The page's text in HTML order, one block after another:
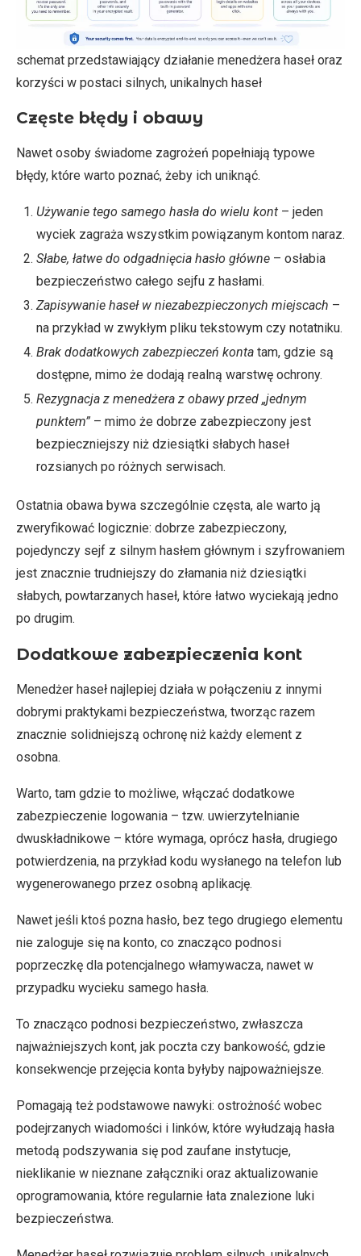
schemat przedstawiający działanie menedżera haseł oraz
korzyści w postaci silnych, unikalnych haseł
Częste błędy i obawy
Nawet osoby świadome zagrożeń popełniają typowe
błędy, które warto poznać, żeby ich uniknąć.
Używanie tego samego hasła do wielu kont – jeden
wyciek zagraża wszystkim powiązanym kontom naraz.
Słabe, łatwe do odgadnięcia hasło główne – osłabia
bezpieczeństwo całego sejfu z hasłami.
Zapisywanie haseł w niezabezpieczonych miejscach –
na przykład w zwykłym pliku tekstowym czy notatniku.
Brak dodatkowych zabezpieczeń konta tam, gdzie są
dostępne, mimo że dodają realną warstwę ochrony.
Rezygnacja z menedżera z obawy przed „jednym
punktem” – mimo że dobrze zabezpieczony jest
bezpieczniejszy niż dziesiątki słabych haseł
rozsianych po różnych serwisach.
Ostatnia obawa bywa szczególnie częsta, ale warto ją
zweryfikować logicznie: dobrze zabezpieczony,
pojedynczy sejf z silnym hasłem głównym i szyfrowaniem
jest znacznie trudniejszy do złamania niż dziesiątki
słabych, powtarzanych haseł, które łatwo wyciekają jedno
po drugim.
Dodatkowe zabezpieczenia kont
Menedżer haseł najlepiej działa w połączeniu z innymi
dobrymi praktykami bezpieczeństwa, tworząc razem
znacznie solidniejszą ochronę niż każdy element z
osobna.
Warto, tam gdzie to możliwe, włączać dodatkowe
zabezpieczenie logowania – tzw. uwierzytelnianie
dwuskładnikowe – które wymaga, oprócz hasła, drugiego
potwierdzenia, na przykład kodu wysłanego na telefon lub
wygenerowanego przez osobną aplikację.
Nawet jeśli ktoś pozna hasło, bez tego drugiego elementu
nie zaloguje się na konto, co znacząco podnosi
poprzeczkę dla potencjalnego włamywacza, nawet w
przypadku wycieku samego hasła.
To znacząco podnosi bezpieczeństwo, zwłaszcza
najważniejszych kont, jak poczta czy bankowość, gdzie
konsekwencje przejęcia konta byłyby najpoważniejsze.
Pomagają też podstawowe nawyki: ostrożność wobec
podejrzanych wiadomości i linków, które wyłudzają hasła
metodą podszywania się pod zaufane instytucje,
nieklikanie w nieznane załączniki oraz aktualizowanie
oprogramowania, które regularnie łata znalezione luki
bezpieczeństwa.